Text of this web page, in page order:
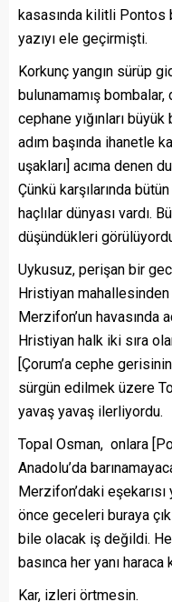
kasasında kilitli Pontos
yazıyı ele geçirmişti.
Korkunç yangın sürüp
bulunamamış bombalar,
cephane yığınları
adım başında ihanetle
uşakları] acıma denen
Çünkü karşılarında
haçlılar dünyası vardı.
düşündükleri
Uykusuz, perişan bir
Hristiyan mahallesinden
Merzifon’un havasında
Hristiyan halk iki sıra
[Çorum’a cephe
sürgün edilmek üzere
yavaş yavaş ilerliyordu.
Topal Osman, onlara
Anadolu’da
Merzifon’daki
önce geceleri buraya
bile olacak iş değildi.
basınca her yanı haraca
Kar, izleri örtmesin.